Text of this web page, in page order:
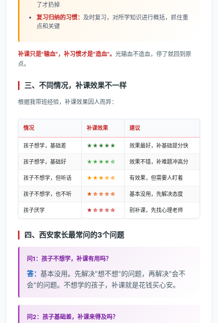
了才扔掉
复习归纳的习惯： 及时复习，对所学知识进行概括，抓住重
点和关键
补课只是"输血"，补习惯才是"造血"。 光输血不造血，停了就回到原
点。
三、不同情况，补课效果不一样
根据我带班经验，补课效果因人而异：
情况 补课效果 建议
孩子想学，基础差 ★★★★★ 效果最好，补基础提分快
孩子想学，基础好 ★★★★☆ 效果不错，补难题冲高分
孩子不想学，但听话 ★★★☆☆ 有效果，但需要人盯着
孩子不想学，也不听 ★☆☆☆☆ 基本没用，先解决态度
孩子厌学 ★☆☆☆☆ 别补课，先找心理老师
四、西安家长最常问的3个问题
问1：孩子不想学，补课有用吗？
答： 基本没用。先解决"想不想"的问题，再解决"会不
会"的问题。不想学的孩子，补课就是花钱买心安。
问2：孩子基础差，补课来得及吗？